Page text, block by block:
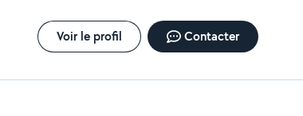
Voir le profil Contacter